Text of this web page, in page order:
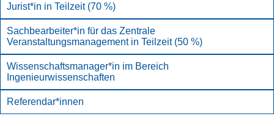
Jurist*in in Teilzeit (70 %)
Sachbearbeiter*in für das Zentrale
Veranstaltungsmanagement in Teilzeit (50 %)
Wissenschaftsmanager*in im Bereich
Ingenieurwissenschaften
Referendar*innen